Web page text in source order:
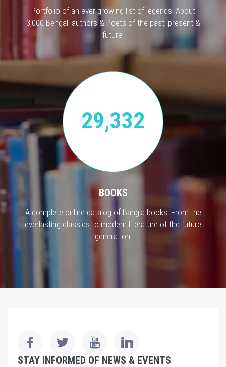
Portfolio of an ever growing list of legends. About
3,000 Bengali authors & Poets of the past, present &
future.
29,332
BOOKS
A complete online catalog of Bangla books. From the
everlasting classics to modern literature of the future
generation.
STAY INFORMED OF NEWS & EVENTS